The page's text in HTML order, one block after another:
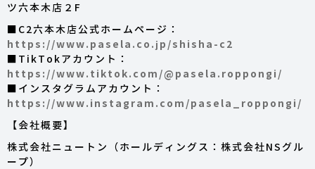
ツ六本木店２F
■C2六本木店公式ホームページ：
https://www.pasela.co.jp/shisha-c2
■TikTokアカウント：
https://www.tiktok.com/@pasela.roppongi/
■インスタグラムアカウント：
https://www.instagram.com/pasela_roppongi/
【会社概要】
株式会社ニュートン（ホールディングス：株式会社NSグル
ープ）